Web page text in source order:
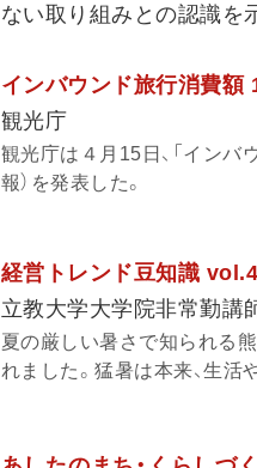
ない取り組みとの認識を
インバウンド旅行消費額
観光庁
観光庁は４月15日、「イン
報）を発表した。
経営トレンド豆知識
立教大学大学院非常勤講
夏の厳しい暑さで知られる熊
れました。猛暑は本来、生